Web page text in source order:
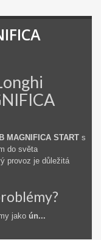
MAGNIFICA START s
do světa
provoz je důležitá
jako ún...